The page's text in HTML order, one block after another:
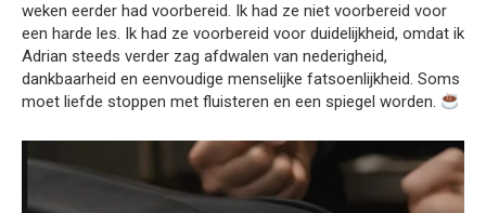
weken eerder had voorbereid. Ik had ze niet voorbereid voor
een harde les. Ik had ze voorbereid voor duidelijkheid, omdat ik
Adrian steeds verder zag afdwalen van nederigheid,
dankbaarheid en eenvoudige menselijke fatsoenlijkheid. Soms
moet liefde stoppen met fluisteren en een spiegel worden.